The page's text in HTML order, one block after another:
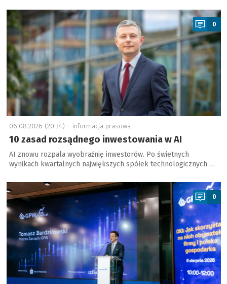
a
0
06.08.2026 (20:34) – informacja prasowa
10 zasad rozsądnego inwestowania w AI
AI znowu rozpala wyobraźnię inwestorów. Po świetnych
wynikach kwartalnych największych spółek technologicznych …
a
0